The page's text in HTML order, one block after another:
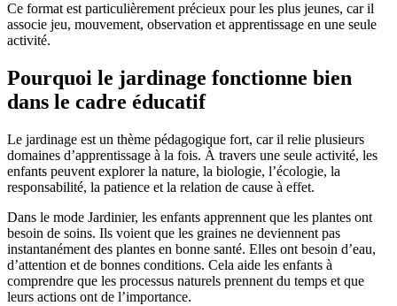
Ce format est particulièrement précieux pour les plus jeunes, car il
associe jeu, mouvement, observation et apprentissage en une seule
activité.
Pourquoi le jardinage fonctionne bien
dans le cadre éducatif
Le jardinage est un thème pédagogique fort, car il relie plusieurs
domaines d’apprentissage à la fois. À travers une seule activité, les
enfants peuvent explorer la nature, la biologie, l’écologie, la
responsabilité, la patience et la relation de cause à effet.
Dans le mode Jardinier, les enfants apprennent que les plantes ont
besoin de soins. Ils voient que les graines ne deviennent pas
instantanément des plantes en bonne santé. Elles ont besoin d’eau,
d’attention et de bonnes conditions. Cela aide les enfants à
comprendre que les processus naturels prennent du temps et que
leurs actions ont de l’importance.